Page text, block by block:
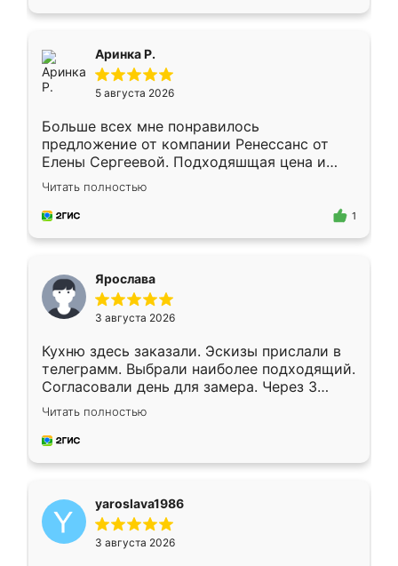
Аринка Р.
5 августа 2026
Больше всех мне понравилось
предложение от компании Ренессанс от
Елены Сергеевой. Подходяшщая цена и
короткие сроки изготовления. Приехавший
для замера сотрудник Владислав
предложил по моему эскизу самый
Читать полностью
1
Ярослава
3 августа 2026
Кухню здесь заказали. Эскизы прислали в
телеграмм. Выбрали наиболее подходящий.
Согласовали день для замера. Через 3
недели кухня была уже готова. Остались
довольны работой. Спасибо Ренессанс
мебель за качественную работу!
Читать полностью
yaroslava1986
3 августа 2026